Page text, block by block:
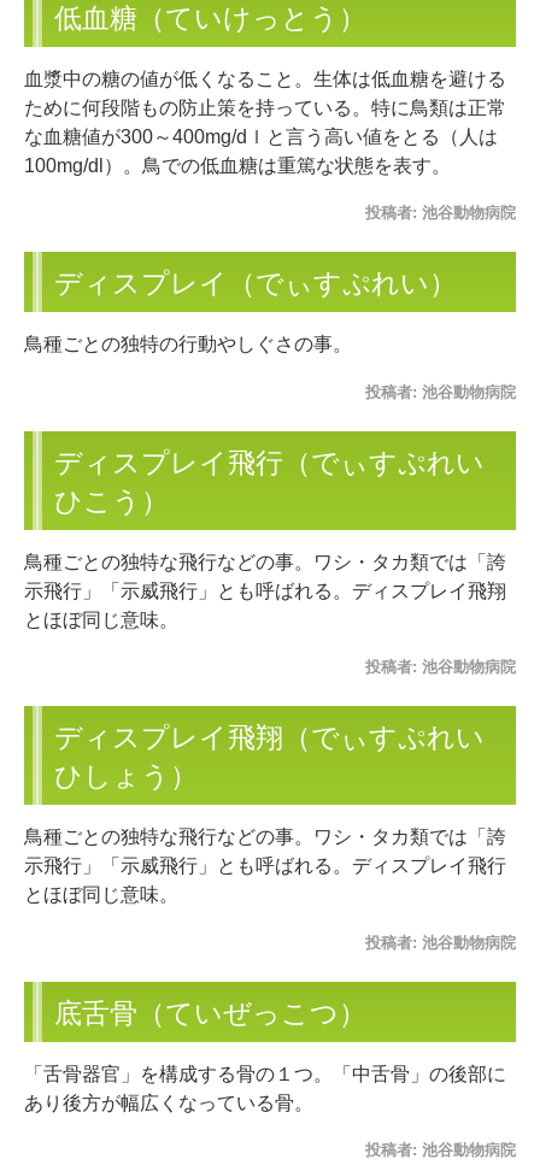
低血糖（ていけっとう）
血漿中の糖の値が低くなること。生体は低血糖を避ける
ために何段階もの防止策を持っている。特に鳥類は正常
な血糖値が300～400mg/dｌと言う高い値をとる（人は
100mg/dl）。鳥での低血糖は重篤な状態を表す。
投稿者: 池谷動物病院
ディスプレイ（でぃすぷれい）
鳥種ごとの独特の行動やしぐさの事。
投稿者: 池谷動物病院
ディスプレイ飛行（でぃすぷれい
ひこう）
鳥種ごとの独特な飛行などの事。ワシ・タカ類では「誇
示飛行」「示威飛行」とも呼ばれる。ディスプレイ飛翔
とほぼ同じ意味。
投稿者: 池谷動物病院
ディスプレイ飛翔（でぃすぷれい
ひしょう）
鳥種ごとの独特な飛行などの事。ワシ・タカ類では「誇
示飛行」「示威飛行」とも呼ばれる。ディスプレイ飛行
とほぼ同じ意味。
投稿者: 池谷動物病院
底舌骨（ていぜっこつ）
「舌骨器官」を構成する骨の１つ。「中舌骨」の後部に
あり後方が幅広くなっている骨。
投稿者: 池谷動物病院